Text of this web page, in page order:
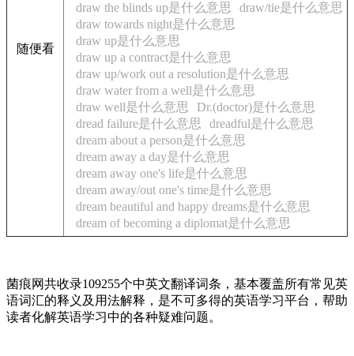
随便看
draw the blinds up是什么意思
draw/tie是什么意思
draw towards night是什么意思
draw up是什么意思
draw up a contract是什么意思
draw up/work out a resolution是什么意思
draw water from a well是什么意思
draw well是什么意思
Dr.(doctor)是什么意思
dread failure是什么意思
dreadful是什么意思
dream about a person是什么意思
dream away a day是什么意思
dream away one's life是什么意思
dream away/out one's time是什么意思
dream beautiful and happy dreams是什么意思
dream of becoming a diplomat是什么意思
菌痕网共收录109255个中英文翻译词条，基本覆盖所有常见英
语词汇的释义及用法解释，是不可多得的英语学习平台，帮助
读者化解英语学习中的各种疑难问题。